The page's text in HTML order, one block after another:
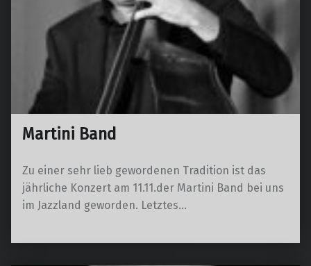
Martini Band
Zu einer sehr lieb gewordenen Tradition ist das
jährliche Konzert am 11.11.der Martini Band bei uns
im Jazzland geworden. Letztes…